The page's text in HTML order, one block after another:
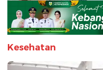
Kesehatan